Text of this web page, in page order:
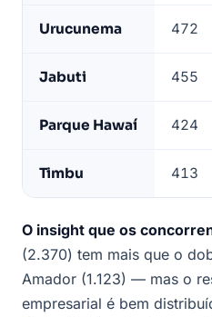
Urucunema 472
Jabuti 455
Parque Hawaí 424
Timbu 413
O insight que os
(2.370) tem mais que o
Amador (1.123) — mas o
empresarial é bem